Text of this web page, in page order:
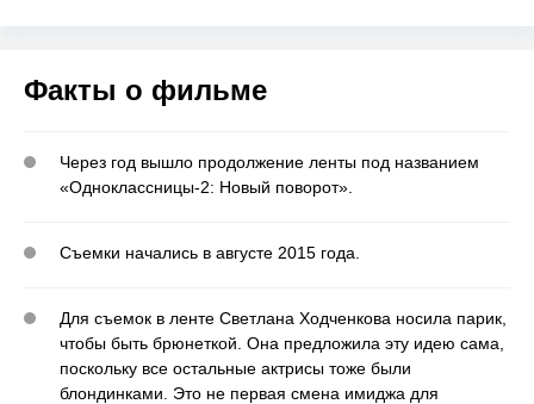
Факты о фильме
Через год вышло продолжение ленты под названием
«Одноклассницы-2: Новый поворот».
Съемки начались в августе 2015 года.
Для съемок в ленте Светлана Ходченкова носила парик,
чтобы быть брюнеткой. Она предложила эту идею сама,
поскольку все остальные актрисы тоже были
блондинками. Это не первая смена имиджа для